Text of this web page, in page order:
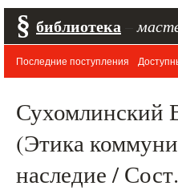
§ библиотека
Последние поступления
Сухомлинский
(Этика
наследие /